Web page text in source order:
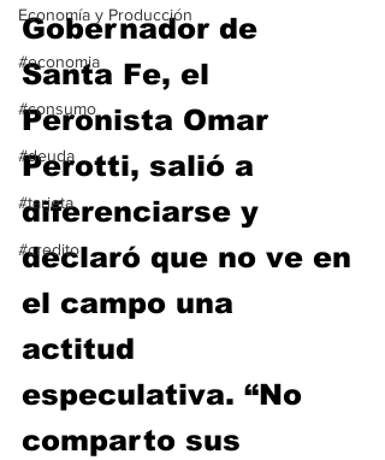
Economía y Producción
#economia
#consumo
#deuda
#tarjeta
#credito
Gobernador de
Santa Fe, el
Peronista Omar
Perotti, salió a
diferenciarse y
declaró que no ve en
el campo una
actitud
especulativa. “No
comparto sus